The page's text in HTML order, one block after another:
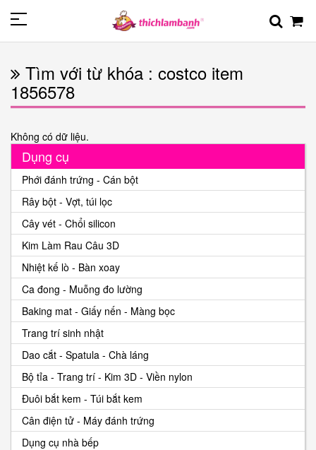
Tìm với từ khóa : costco item
1856578
Không có dữ liệu.
Dụng cụ
Phới đánh trứng - Cán bột
Rây bột - Vợt, túi lọc
Cây vét - Chổi silicon
Kim Làm Rau Câu 3D
Nhiệt kế lò - Bàn xoay
Ca đong - Muỗng đo lường
Baking mat - Giấy nến - Màng bọc
Trang trí sinh nhật
Dao cắt - Spatula - Chà láng
Bộ tỉa - Trang trí - Kim 3D - Viền nylon
Đuôi bắt kem - Túi bắt kem
Cân điện tử - Máy đánh trứng
Dụng cụ nhà bếp